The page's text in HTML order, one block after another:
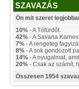
SZAVAZÁS
Ön mit szeret
10% - A Tófürdőt.
42% - A Savaria
7% - A rengeteg
8% - A sok gondozott
14% - A nyugalmat,
20% - Csak az számít,
Összesen 1954